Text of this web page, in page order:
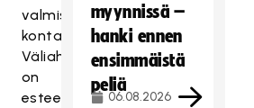
valmistautuu
kontaktiin.
Väliaholla
on
esteetön
myynnissä –
hanki ennen
ensimmäistä
peliä
06.08.2026